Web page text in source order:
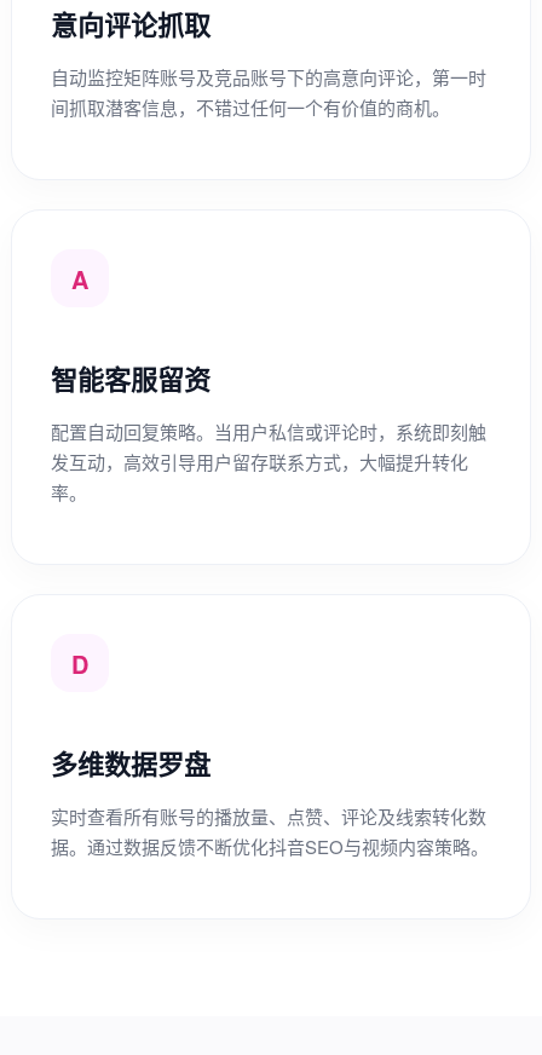
意向评论抓取
自动监控矩阵账号及竞品账号下的高意向评论，第一时
间抓取潜客信息，不错过任何一个有价值的商机。
A
智能客服留资
配置自动回复策略。当用户私信或评论时，系统即刻触
发互动，高效引导用户留存联系方式，大幅提升转化
率。
D
多维数据罗盘
实时查看所有账号的播放量、点赞、评论及线索转化数
据。通过数据反馈不断优化抖音SEO与视频内容策略。